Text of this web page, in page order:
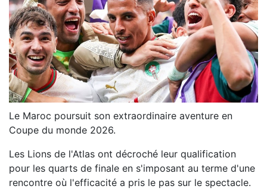
Le Maroc poursuit son extraordinaire aventure en
Coupe du monde 2026.
Les Lions de l'Atlas ont décroché leur qualification
pour les quarts de finale en s'imposant au terme d'une
rencontre où l'efficacité a pris le pas sur le spectacle.